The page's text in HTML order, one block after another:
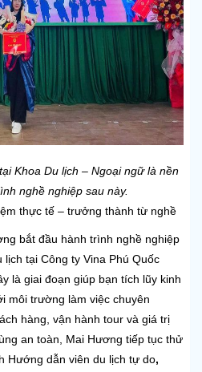
Khoa Du lịch – Ngoại ngữ là nền
nghề nghiệp sau này.
thực tế – trưởng thành từ nghề
bắt đầu hành trình nghề nghiệp
lịch tại Công ty Vina Phú Quốc
là giai đoạn giúp bạn tích lũy kinh
môi trường làm việc chuyên
hàng, vận hành tour và giá trị
an toàn, Mai Hương tiếp tục thử
Hướng dẫn viên du lịch tự do